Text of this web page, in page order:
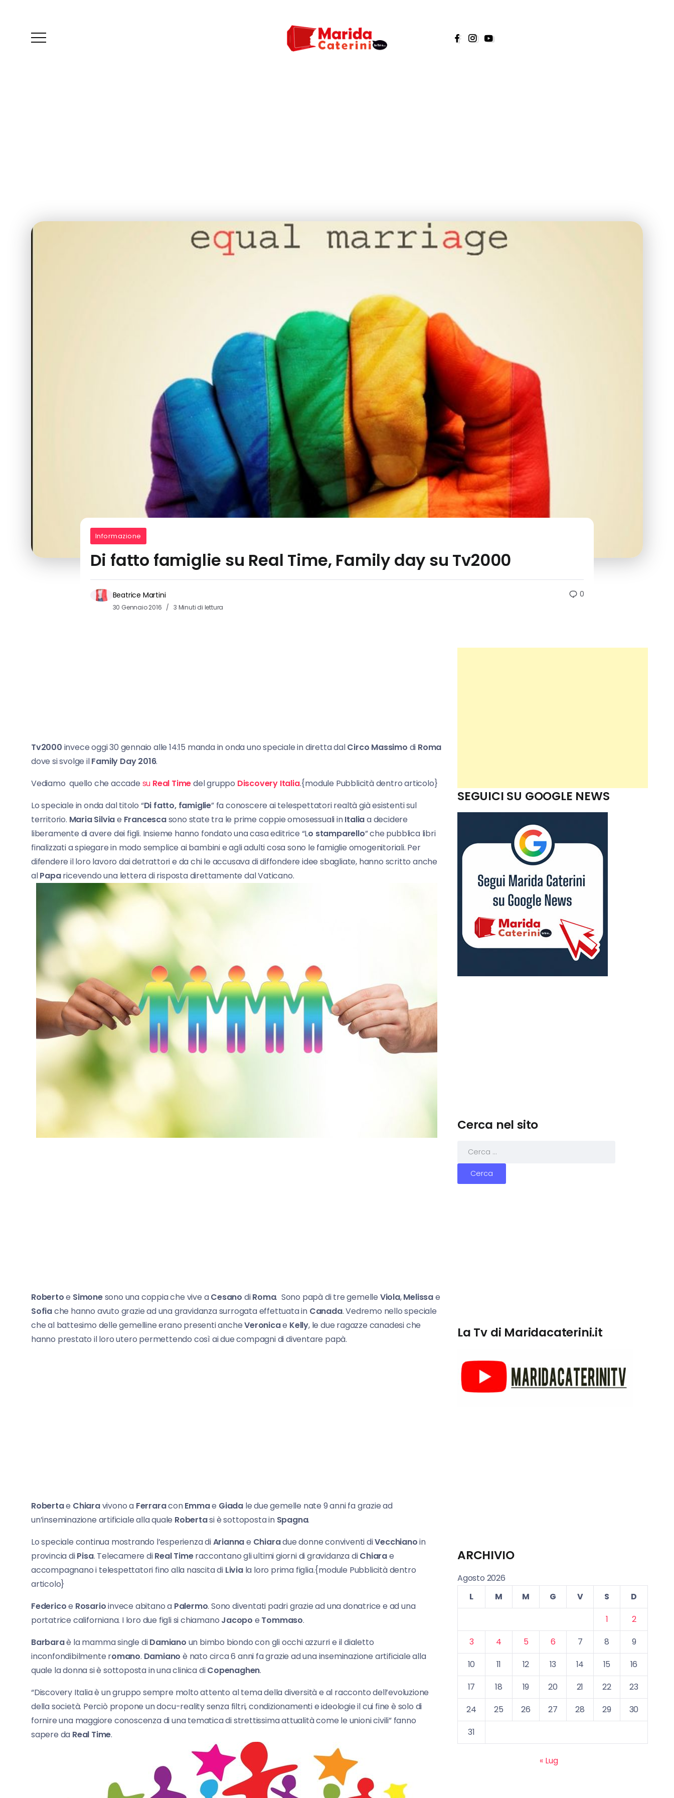
Informazione
Di fatto famiglie su Real Time, Family day su Tv2000
Beatrice Martini
30 Gennaio 2016 3 Minuti di lettura
0
Tv2000 invece oggi 30 gennaio alle 14:15 manda in onda uno speciale in diretta dalCirco Massimo di Roma
dove si svolge ilFamily Day 2016.
Vediamo quello che accade su Real Timedel gruppo Discovery Italia.{module Pubblicità dentro articolo}
Lo speciale in onda dal titolo “Di fatto, famiglie” fa conoscere ai telespettatori realtà già esistenti sul
territorio. MariaSilviae Francescasono state tra le prime coppie omosessuali inItaliaa decidere
liberamente di avere dei figli. Insieme hanno fondato una casa editrice “Lo stamparello” che pubblica libri
finalizzati a spiegare in modo semplice ai bambini e agli adulti cosa sono le famiglie omogenitoriali. Per
difendere il loro lavoro dai detrattori e da chi le accusava di diffondere idee sbagliate, hanno scritto anche
alPaparicevendo una lettera di risposta direttamente dal Vaticano.
Robertoe Simonesono una coppia che vive aCesano diRoma. Sono papà di tre gemelle Viola,Melissae
Sofiache hanno avuto grazie ad una gravidanza surrogata effettuata in Canada. Vedremo nello speciale
che al battesimo delle gemelline erano presenti ancheVeronicae Kelly, le due ragazze canadesi che
hanno prestato il loro utero permettendo così ai due compagni di diventare papà.
Robertae Chiaravivono a FerraraconEmmae Giada le due gemelle nate 9 anni fa grazie ad
un’inseminazione artificiale alla quale Robertasi è sottoposta in Spagna.
Lo speciale continua mostrando l’esperienza diAriannae Chiaradue donne conviventi diVecchianoin
provincia diPisa. Telecamere diReal Timeraccontano gli ultimi giorni di gravidanza diChiarae
accompagnano i telespettatori fino alla nascita di Liviala loro prima figlia.{module Pubblicità dentro
articolo}
Federicoe Rosarioinvece abitano a Palermo. Sono diventati padri grazie ad una donatrice e ad una
portatrice californiana. I loro due figli si chiamano Jacopo e Tommaso.
Barbaraè la mamma single diDamiano un bimbo biondo con gli occhi azzurri e il dialetto
inconfondibilmente romano. Damiano è nato circa 6 anni fa grazie ad una inseminazione artificiale alla
quale la donna si è sottoposta in una clinica diCopenaghen.
“Discovery Italia è un gruppo sempre molto attento al tema della diversità e al racconto dell’evoluzione
della società. Perciò propone un docu-reality senza filtri, condizionamenti e ideologie il cui fine è solo di
fornire una maggiore conoscenza di una tematica di strettissima attualità come le unioni civili” fanno
sapere da Real Time.
SEGUICI SU GOOGLE NEWS
Cerca nel sito
La Tv di Maridacaterini.it
ARCHIVIO
Agosto 2026
L
M M G V S
D
1
2
3
4 5 6 7 8
9
10
11 12 13 14 15
16
17
18 19 20 21 22
23
24
25 26 27 28 29
30
31
« Lug